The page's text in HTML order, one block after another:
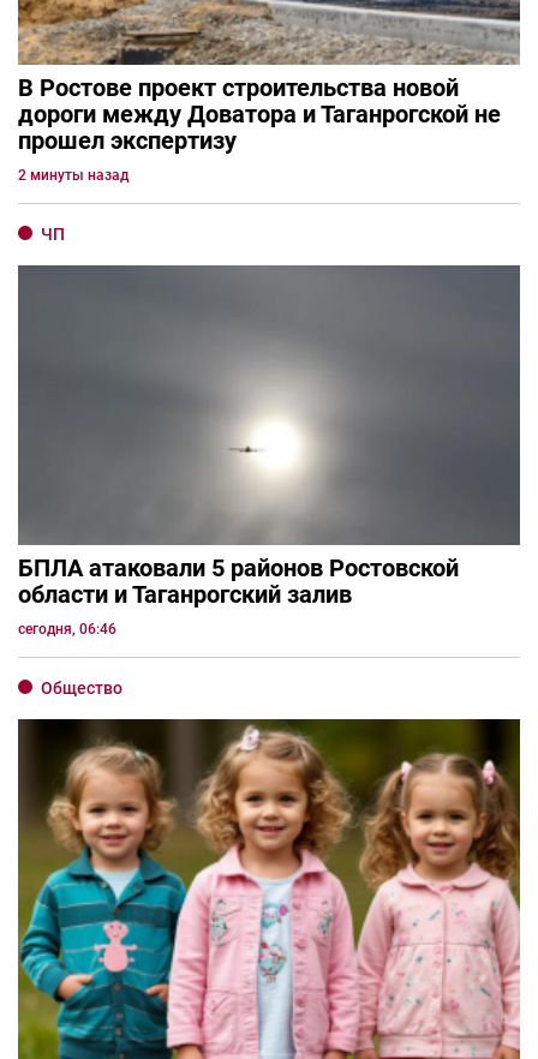
В Ростове проект строительства новой
дороги между Доватора и Таганрогской не
прошел экспертизу
2 минуты назад
ЧП
БПЛА атаковали 5 районов Ростовской
области и Таганрогский залив
сегодня, 06:46
Общество